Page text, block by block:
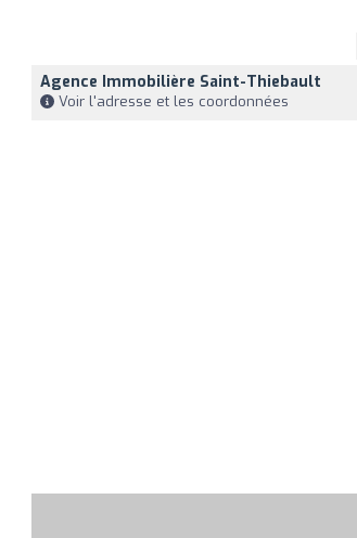
Agence Immobilière Saint-Thiebault
Voir l'adresse et les coordonnées